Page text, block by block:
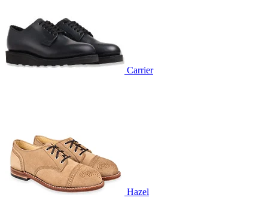
Carrier
Hazel